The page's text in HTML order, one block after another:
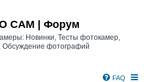
CAM | Форум
Новинки, Тесты фотокамер,
Обсуждение фотографий
FAQ